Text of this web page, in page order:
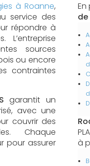
à Roanne,
service des
répondre à
sources
ou encore
contraintes
garantit un
avec une
couvrir des
Chaque
pour assurer
En
de
à